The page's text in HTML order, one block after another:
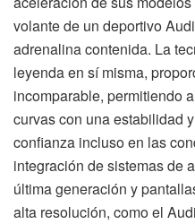
volante de un deportivo
adrenalina contenida. La
leyenda en sí misma,
incomparable, permitiendo
curvas con una estabilidad
confianza incluso en las
integración de sistemas de
última generación y
alta resolución, como el